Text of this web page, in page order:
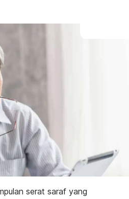
serat saraf yang